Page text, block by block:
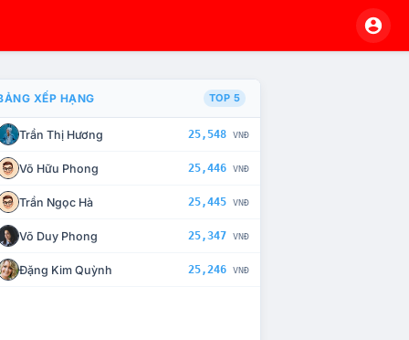
CHẾ TÀI XỬ LÝ VI PHẠM
XẾP HẠNG TOP 5
Trần Thị Hương 25,548 VNĐ
Võ Hữu Phong 25,446 VNĐ
Trần Ngọc Hà 25,445 VNĐ
Võ Duy Phong 25,347 VNĐ
Đặng Kim Quỳnh 25,246 VNĐ